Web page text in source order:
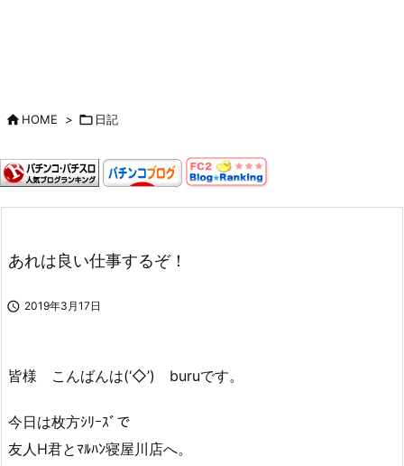
HOME >  日記
あれは良い仕事するぞ！
 2019年3月17日
皆様 こんばんは(‘◇’)ゞburuです。
今日は枚方ｼﾘｰｽﾞで
友人H君とﾏﾙﾊﾝ寝屋川店へ。